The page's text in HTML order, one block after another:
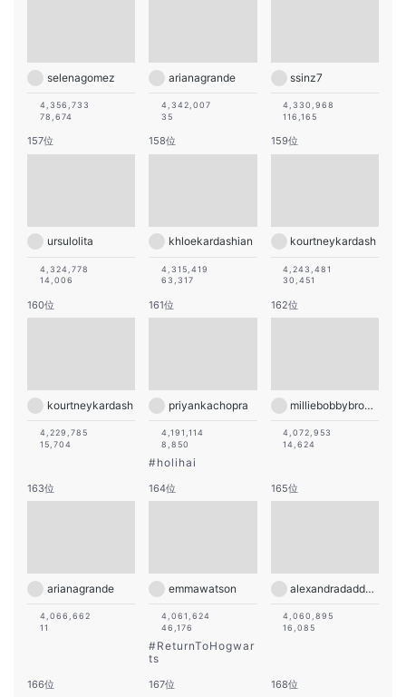
selenagomez
4,356,733
78,674
arianagrande
4,342,007
35
ssinz7
4,330,968
116,165
157位
ursulolita
4,324,778
14,006
158位
khloekardashian
4,315,419
63,317
159位
kourtneykardash
4,243,481
30,451
160位
kourtneykardash
4,229,785
15,704
161位
priyankachopra
4,191,114
8,850
#holihai
162位
milliebobbybrown
4,072,953
14,624
163位
arianagrande
4,066,662
11
164位
emmawatson
4,061,624
46,176
#ReturnToHogwar
ts
165位
alexandradaddario
4,060,895
16,085
166位 167位 168位